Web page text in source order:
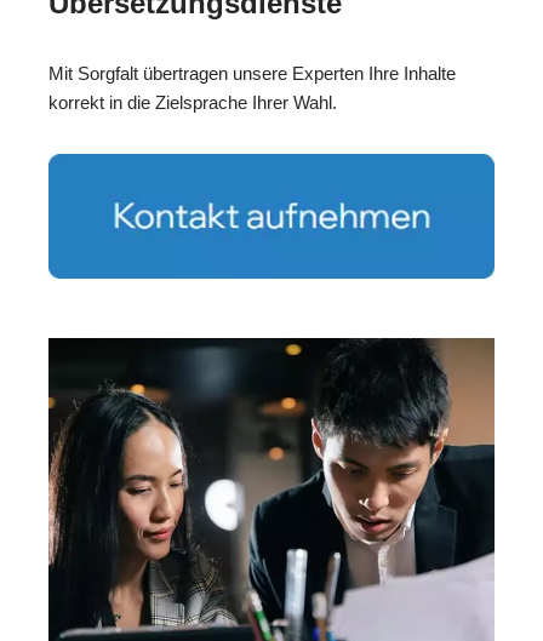
Mit Sorgfalt übertragen unsere Experten Ihre Inhalte
korrekt in die Zielsprache Ihrer Wahl.